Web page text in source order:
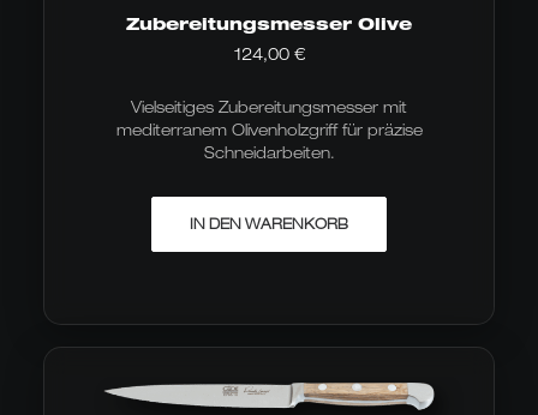
Zubereitungsmesser Olive
124,00 €
Vielseitiges Zubereitungsmesser mit
mediterranem Olivenholzgriff für präzise
Schneidarbeiten.
IN DEN WARENKORB